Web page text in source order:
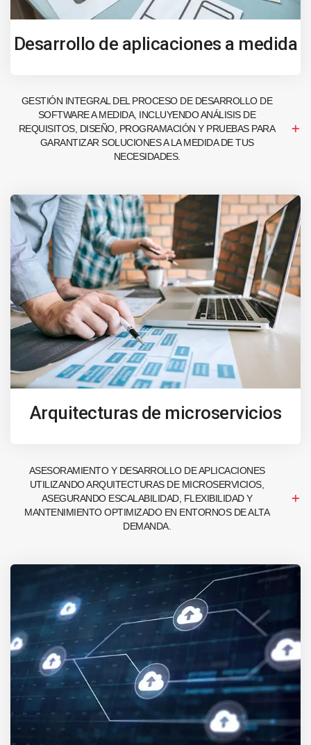
Desarrollo de aplicaciones a medida
GESTIÓN INTEGRAL DEL PROCESO DE DESARROLLO DE
SOFTWARE A MEDIDA, INCLUYENDO ANÁLISIS DE
REQUISITOS, DISEÑO, PROGRAMACIÓN Y PRUEBAS PARA
GARANTIZAR SOLUCIONES A LA MEDIDA DE TUS
NECESIDADES.
Arquitecturas de microservicios
ASESORAMIENTO Y DESARROLLO DE APLICACIONES
UTILIZANDO ARQUITECTURAS DE MICROSERVICIOS,
ASEGURANDO ESCALABILIDAD, FLEXIBILIDAD Y
MANTENIMIENTO OPTIMIZADO EN ENTORNOS DE ALTA
DEMANDA.